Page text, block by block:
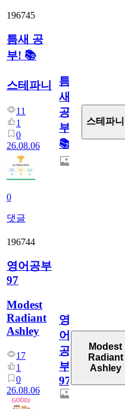
196745
틈새 공
부! 📚
스테파니
11
1
0
26.08.06
0
댓글
틈
새
공
부!
📚
스테파니
196744
영어공부
97
Modest
Radiant
Ashley
17
1
0
26.08.06
영
어
공
부
97
Modest
Radiant
Ashley